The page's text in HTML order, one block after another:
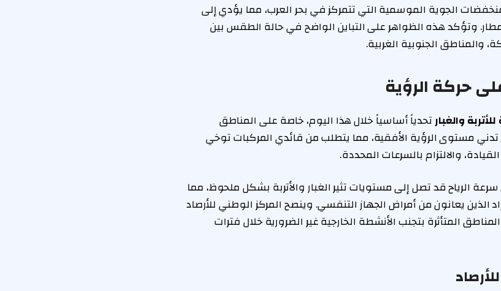
الجوية الموسمية التي تتمركز في بحر العرب، مما يؤدي إلى
وتؤكد هذه الظواهر على التباين الواضح في حالة الطقس بين
الجنوبية الغربية.
حركة الرؤية
والغبارتحدياً أساسياً خلال هذا اليوم، خاصة على المناطق
تدني مستوى الرؤية الأفقية، مما يتطلب من قائدي المركبات توخي
والالتزام بالسرعات المحددة.
الرياح قد تصل إلى مستويات تثير الغبار والأتربة بشكل ملحوظ، مما
يعانون من أمراض الجهاز التنفسي. وينصح المركز الوطني للأرصاد
المتأثرة بتجنب الأنشطة الخارجية غير الضرورية خلال فترات